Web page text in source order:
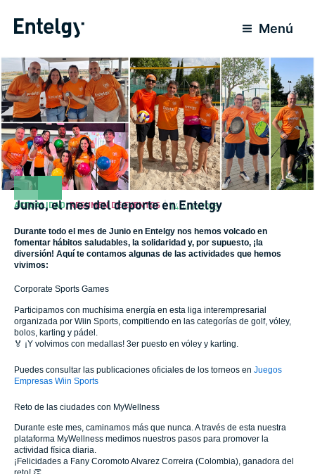
Menú
ACTUALIDAD,RESUMEN DE EVENTOS 14 Julio 2025
Junio, el mes del deporte en Entelgy
Durante todo el mes de Junio en Entelgy nos hemos volcado en
fomentar hábitos saludables, la solidaridad y, por supuesto, ¡la
diversión! Aquí te contamos algunas de las actividades que hemos
vivimos:
Corporate Sports Games
Participamos con muchísima energía en esta liga interempresarial
organizada por Wiin Sports, compitiendo en las categorías de golf, vóley,
bolos, karting y pádel.
🏅 ¡Y volvimos con medallas! 3er puesto en vóley y karting.
Puedes consultar las publicaciones oficiales de los torneos en Juegos
Empresas Wiin Sports
Reto de las ciudades con MyWellness
Durante este mes, caminamos más que nunca. A través de esta nuestra
plataforma MyWellness medimos nuestros pasos para promover la
actividad física diaria.
¡Felicidades a Fany Coromoto Alvarez Correira (Colombia), ganadora del